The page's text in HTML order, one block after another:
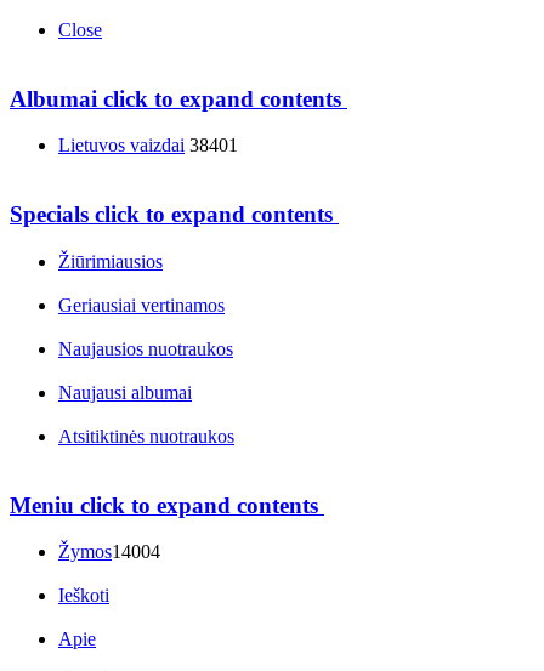
Close
Albumai click to expand contents
Lietuvos vaizdai 38401
Specials click to expand contents
Žiūrimiausios
Geriausiai vertinamos
Naujausios nuotraukos
Naujausi albumai
Atsitiktinės nuotraukos
Meniu click to expand contents
Žymos14004
Ieškoti
Apie